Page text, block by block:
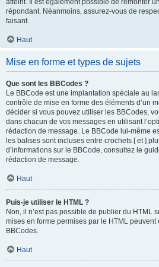
atteint. Il est également possible de remonter
répondant. Néanmoins, assurez-vous de
faisant.
Haut
Mise en forme et types de sujets
Que sont les BBCodes ?
Le BBCode est une implantation spéciale au
contrôle de mise en forme des éléments d’un
décider si vous pouvez utiliser les BBCodes,
dans chacun de vos messages en utilisant
rédaction de message. Le BBCode lui-même
les balises sont incluses entre crochets [ et ]
d’informations sur le BBCode, consultez le
rédaction de message.
Haut
Puis-je utiliser le HTML ?
Non, il n’est pas possible de publier du HTML
mises en forme permises par le HTML
BBCodes.
Haut